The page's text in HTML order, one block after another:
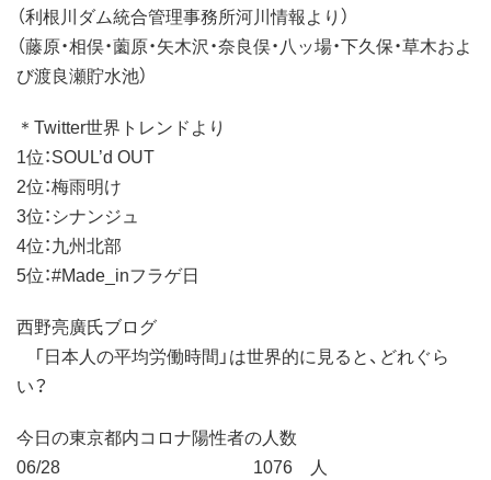
（利根川ダム統合管理事務所河川情報より）
（藤原・相俣・薗原・矢木沢・奈良俣・八ッ場・下久保・草木およ
び渡良瀬貯水池）
＊Twitter世界トレンドより
1位：SOUL’d OUT
2位：梅雨明け
3位：シナンジュ
4位：九州北部
5位：#Made_inフラゲ日
西野亮廣氏ブログ
「日本人の平均労働時間」は世界的に見ると、どれぐら
い？
今日の東京都内コロナ陽性者の人数
06/28 1076 人